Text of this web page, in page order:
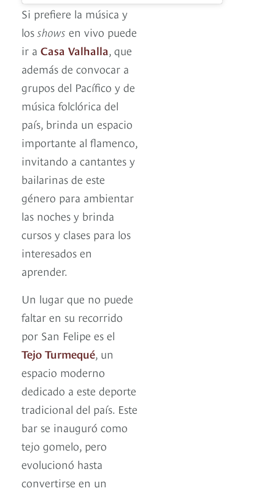
Si prefiere la música y
los shows en vivo puede
ir a Casa Valhalla, que
además de convocar a
grupos del Pacífico y de
música folclórica del
país, brinda un espacio
importante al flamenco,
invitando a cantantes y
bailarinas de este
género para ambientar
las noches y brinda
cursos y clases para los
interesados en
aprender.
Un lugar que no puede
faltar en su recorrido
por San Felipe es el
Tejo Turmequé, un
espacio moderno
dedicado a este deporte
tradicional del país. Este
bar se inauguró como
tejo gomelo, pero
evolucionó hasta
convertirse en un